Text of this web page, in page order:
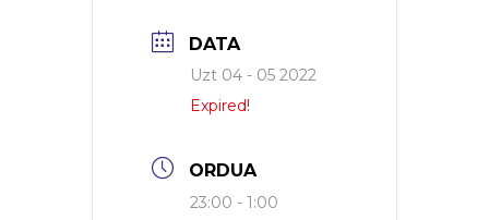
DATA
Uzt 04 - 05 2022
Expired!
ORDUA
23:00 - 1:00